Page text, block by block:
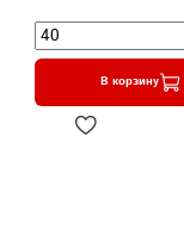
В корзину